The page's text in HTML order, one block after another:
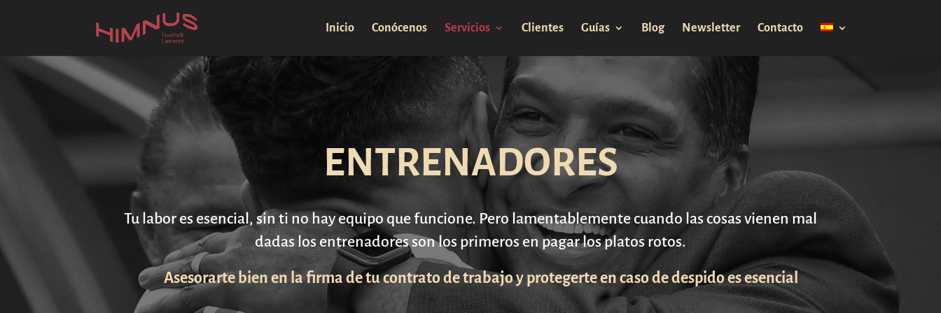
Inicio Conócenos Servicios Clientes Guías Blog Newsletter Contacto
ENTRENADORES
Tu labor es esencial, sin ti no hay equipo que funcione. Pero lamentablemente cuando las cosas vienen mal
dadas los entrenadores son los primeros en pagar los platos rotos.
Asesorarte bien en la firma de tu contrato de trabajo y protegerte en caso de despido es esencial